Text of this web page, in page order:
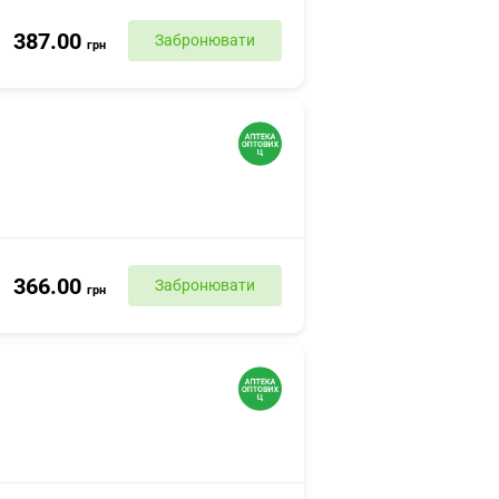
387.00 грн Забронювати
366.00 грн Забронювати